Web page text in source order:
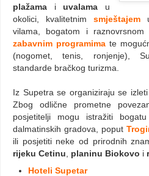
plažama iuvalama u
okolici, kvalitetnim smještajem
vilama, bogatom i raznovrsnom
zabavnim programima te
(nogomet, tenis, ronjenje),
standarde bračkog turizma.
Iz Supetra se organiziraju se
Zbog odlične prometne
posjetitelji mogu istražiti
dalmatinskih gradova, poput
ili posjetiti neke od prirodnih
rijeku Cetinu
planinu Biokovo i
Hoteli Supetar